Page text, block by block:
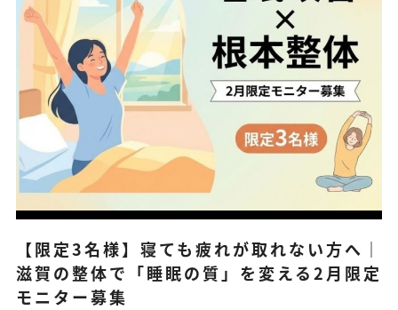
【限定3名様】寝ても疲れが取れない方へ｜
滋賀の整体で「睡眠の質」を変える2月限定
モニター募集